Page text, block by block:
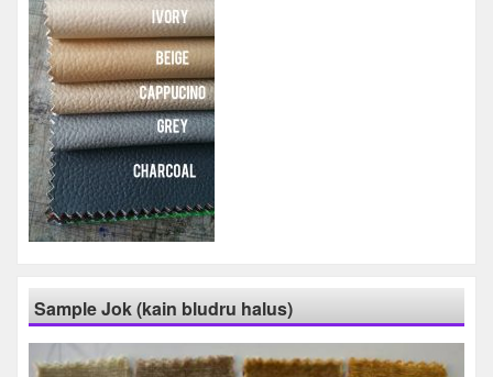
Sample Jok (kain bludru halus)